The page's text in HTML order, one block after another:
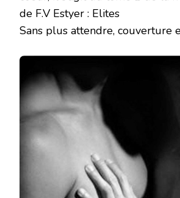
de F.V Estyer : Elites
Sans plus attendre, couverture